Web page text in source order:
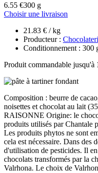
6.55 €300 g
Choisir une livraison
21.83 € / kg
Producteur :
Conditionnement : 300
Produit commandable jusqu'à
Composition : beurre de
noisettes et chocolat au lait
RAISONNE Origine: le
produits utilisés par Chantale
Les produits phytos ne sont
cela est nécessaire. Dans des
d'utilisation de pesticides. Il
chocolats transformés par la
Valrhona. Le choix de